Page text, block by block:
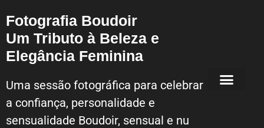
Fotografia Boudoir
Um Tributo à Beleza e
Elegância Feminina
Uma sessão fotográfica para celebrar
a confiança, personalidade e
sensualidade Boudoir, sensual e nu